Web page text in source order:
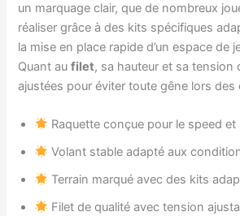
un marquage clair, que de nombreux
réaliser grâce à des kits spécifiques
la mise en place rapide d’un espace de
Quant aufilet, sa hauteur et sa tension
ajustées pour éviter toute gêne lors des
Raquette conçue pour le speed et
Volant stable adapté aux
Terrain marqué avec des kits
Filet de qualité avec tension